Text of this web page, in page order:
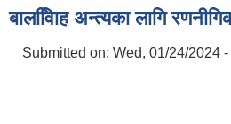
बालवििाह अन्त्यका लागि
Submitted on: Wed, 01/24/2024